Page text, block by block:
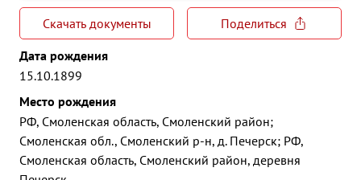
Скачать документы
Поделиться
Дата рождения
15.10.1899
Место рождения
РФ, Смоленская область, Смоленский район;
Смоленская обл., Смоленский р-н, д. Печерск; РФ,
Смоленская область, Смоленский район, деревня